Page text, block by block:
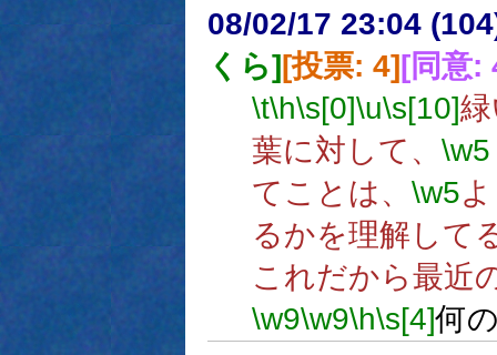
08/02/17 23:04
くら] [投票: 4] [同意:
\t\h\s[0]\u\s[10]
葉に対して、 \w5
てことは、 \w5
るかを理解して
これだから最近
\w9\w9\h\s[4]何